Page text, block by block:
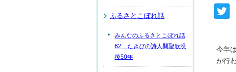
今年
が行
ふるさとこぼれ話
みんなのふるさとこぼれ話
62 たきびの詩人巽聖歌没
後50年